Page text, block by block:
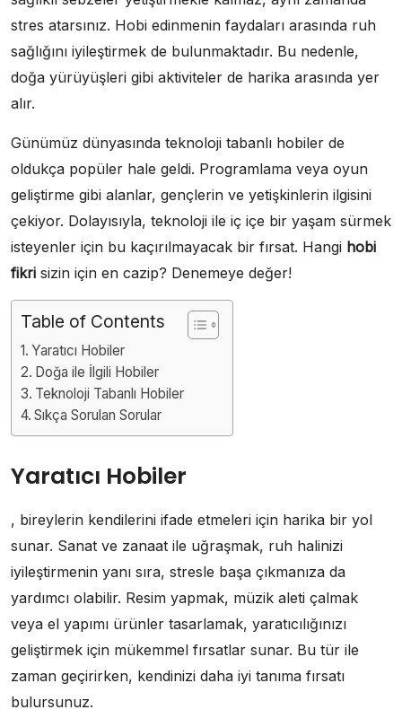
stres atarsınız. Hobi edinmenin faydaları arasında ruh
sağlığını iyileştirmek de bulunmaktadır. Bu nedenle,
doğa yürüyüşleri gibi aktiviteler de harika arasında yer
alır.
Günümüz dünyasında teknoloji tabanlı hobiler de
oldukça popüler hale geldi. Programlama veya oyun
geliştirme gibi alanlar, gençlerin ve yetişkinlerin ilgisini
çekiyor. Dolayısıyla, teknoloji ile iç içe bir yaşam sürmek
isteyenler için bu kaçırılmayacak bir fırsat. Hangi hobi
fikri sizin için en cazip? Denemeye değer!
Table of Contents
Yaratıcı Hobiler
Doğa ile İlgili Hobiler
Teknoloji Tabanlı Hobiler
Sıkça Sorulan Sorular
Yaratıcı Hobiler
, bireylerin kendilerini ifade etmeleri için harika bir yol
sunar. Sanat ve zanaat ile uğraşmak, ruh halinizi
iyileştirmenin yanı sıra, stresle başa çıkmanıza da
yardımcı olabilir. Resim yapmak, müzik aleti çalmak
veya el yapımı ürünler tasarlamak, yaratıcılığınızı
geliştirmek için mükemmel fırsatlar sunar. Bu tür ile
zaman geçirirken, kendinizi daha iyi tanıma fırsatı
bulursunuz.